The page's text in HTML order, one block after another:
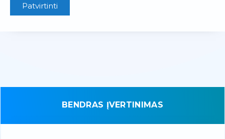
Patvirtinti
BENDRAS ĮVERTINIMAS